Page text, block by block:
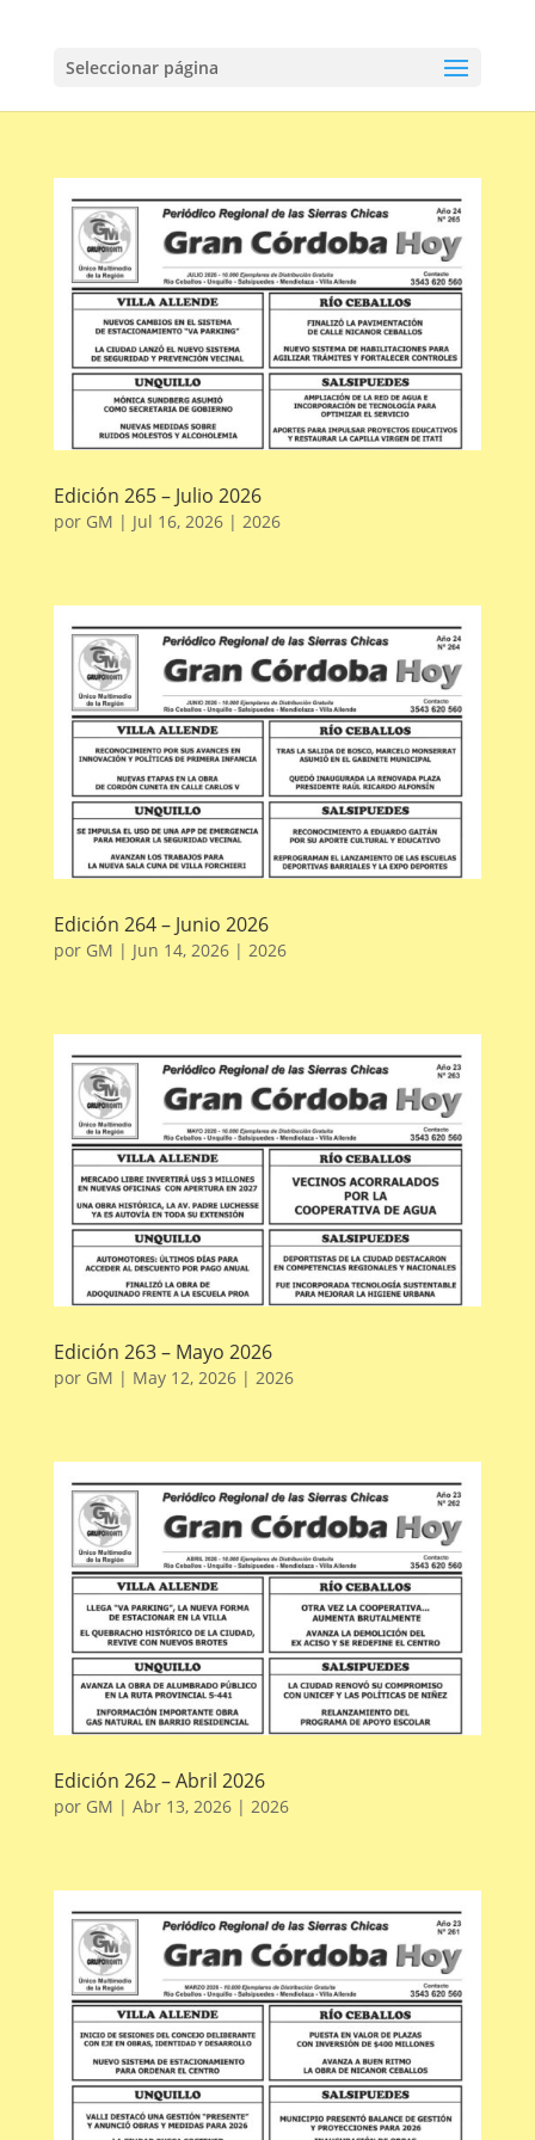
Seleccionar página
Edición 265 – Julio 2026
por GM | Jul 16, 2026| 2026
Edición 264 – Junio 2026
por GM | Jun 14, 2026| 2026
Edición 263 – Mayo 2026
por GM | May 12, 2026| 2026
Edición 262 – Abril 2026
por GM | Abr 13, 2026| 2026